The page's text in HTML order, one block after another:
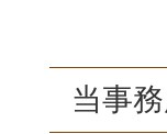
当事